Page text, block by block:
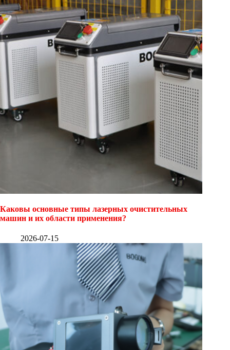
Каковы основные типы лазерных очистительных
машин и их области применения?
2026-07-15